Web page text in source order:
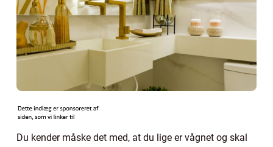
Du kender måske det med, at du lige er vågnet og skal